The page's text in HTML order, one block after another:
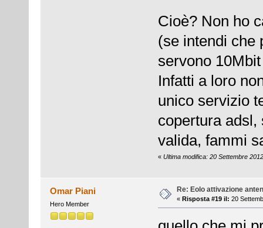
Cioè? Non ho
(se intendi che
servono
Infatti a loro
unico servizio
copertura adsl,
valida, fammi
« Ultima modifica: 20 Settembre
Omar Piani
Hero Member
Re: Eolo attivazione
« Risposta #19 il: 20